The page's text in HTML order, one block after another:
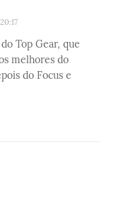
Top Gear, que
melhores do
do Focus e